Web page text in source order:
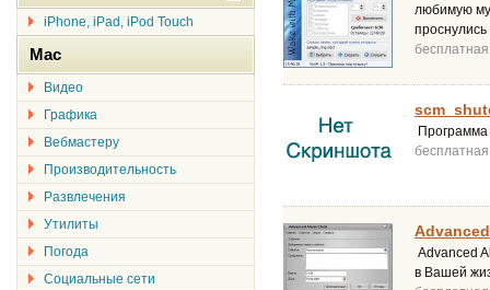
любимую
бесплатная
бесплатная
Advanced
в Вашей
iPhone, iPad, iPod Touch
Mac
Видео
Графика
Вебмастеру
Производительность
Развлечения
Утилиты
Погода
Социальные сети